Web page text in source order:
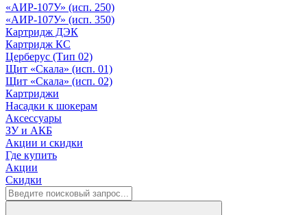
«АИР-107У» (исп. 250)
«АИР-107У» (исп. 350)
Картридж ДЭК
Картридж КС
Церберус (Тип 02)
Щит «Скала» (исп. 01)
Щит «Скала» (исп. 02)
Картриджи
Насадки к шокерам
Аксессуары
ЗУ и АКБ
Акции и скидки
Где купить
Акции
Скидки